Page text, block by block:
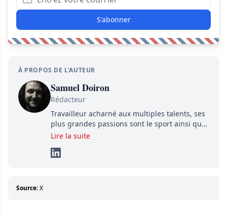
S'abonner
À PROPOS DE L'AUTEUR
Samuel Doiron
Rédacteur
Travailleur acharné aux multiples talents, ses
plus grandes passions sont le sport ainsi que
le showbizz de la belle province et ailleurs. Il
détermination pour parvenir à se démarquer.
Lire la suite
Source:X